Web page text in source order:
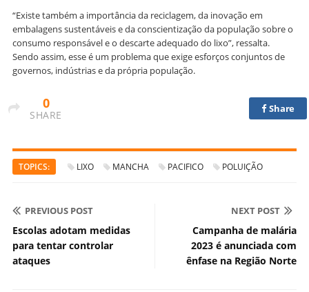
“Existe também a importância da reciclagem, da inovação em
embalagens sustentáveis e da conscientização da população sobre o
consumo responsável e o descarte adequado do lixo”, ressalta.
Sendo assim, esse é um problema que exige esforços conjuntos de
governos, indústrias e da própria população.
0
SHARE
Share
TOPICS: LIXO MANCHA PACIFICO POLUIÇÃO
PREVIOUS POST
Escolas adotam medidas
para tentar controlar
ataques
NEXT POST
Campanha de malária
2023 é anunciada com
ênfase na Região Norte